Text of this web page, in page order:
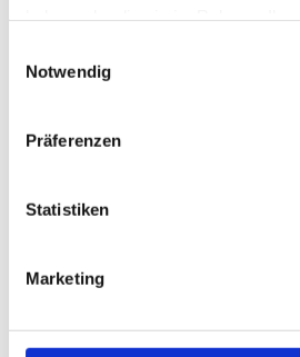
Notwendig
Präferenzen
Statistiken
Marketing
eine schonende und pflegende
Hemden und Hosen können Sie
nutzen. Hier ein Überblick